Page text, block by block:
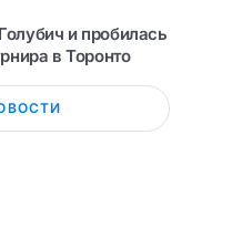
и пробилась
в Торонто